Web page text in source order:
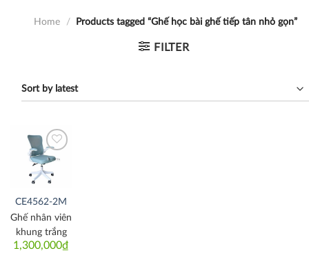
Home / Products tagged “Ghế học bài ghế tiếp tân nhỏ gọn”
FILTER
Thích
CE4562-2M
1,300,000₫
Ghế nhân viên
khung trắng